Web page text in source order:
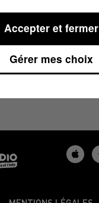
Gérer mes choix
Accepter et fermer